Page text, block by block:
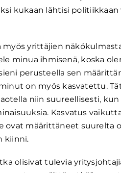
kukaan lähtisi politiikkaan
yrittäjien
minua ihmisenä, koska
perusteella sen
on myös kasvatettu.
niin suureellisesti,
Kasvatus
määrittäneet suurelta
kiinni.
olisivat tulevia